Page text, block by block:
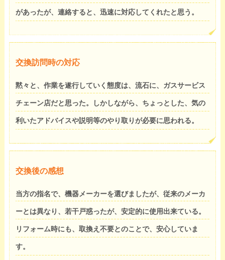
があったが、連絡すると、迅速に対応してくれたと思う。
交換訪問時の対応
黙々と、作業を遂行していく態度は、流石に、ガスサービス
チェーン店だと思った。しかしながら、ちょっとした、気の
利いたアドバイスや説明等のやり取りが必要に思われる。
交換後の感想
当方の指名で、機器メーカーを選びましたが、従来のメーカ
ーとは異なり、若干戸惑ったが、安定的に使用出来ている。
リフォーム時にも、取換え不要とのことで、安心していま
す。